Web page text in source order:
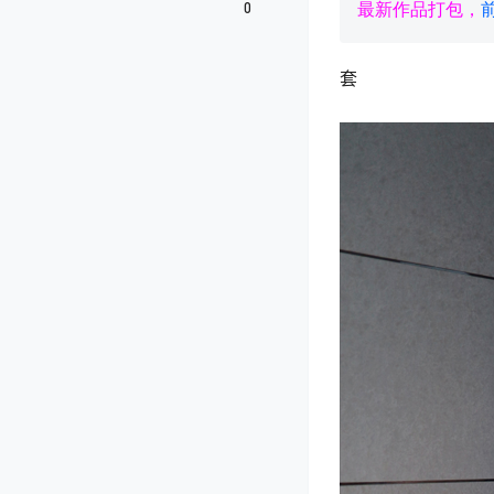
最新作品打包，
套
0